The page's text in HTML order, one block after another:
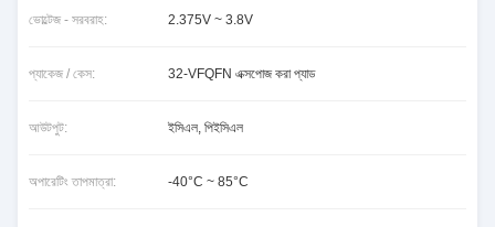
ভোল্টেজ - সরবরাহ: 2.375V ~ 3.8V
প্যাকেজ / কেস: 32-VFQFN এক্সপোজ করা প্যাড
আউটপুট: ইসিএল, পিইসিএল
অপারেটিং তাপমাত্রা: -40°C ~ 85°C